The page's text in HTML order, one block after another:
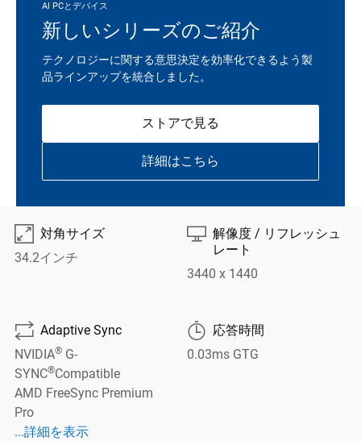
AI PCとデバイス
新しいシリーズのご紹介
テクノロジーに関する意思決定を効率化できるよう製
品ラインアップを統合しました。
ストアで見る
詳細はこちら
 対角サイズ
34.2インチ
⎚ 解像度 / リフレッシュ
レート
3440 x 1440
⮔ Adaptive Sync
NVIDIA®G-
SYNC®Compatible
AMD FreeSync Premium
Pro
...詳細を表示
詳細を表示 Adaptive Sync
🕑 応答時間
0.03ms GTG